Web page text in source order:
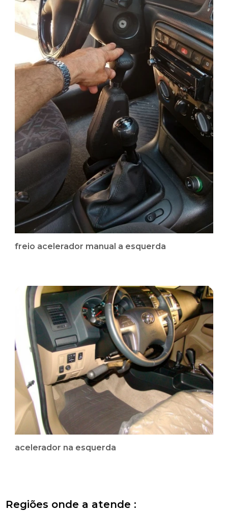
freio acelerador manual a esquerda
acelerador na esquerda
Regiões onde a atende :